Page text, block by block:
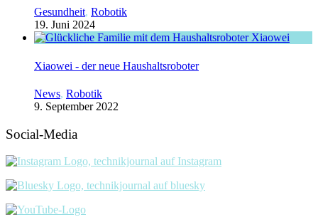
Gesundheit, Robotik
19. Juni 2024
Xiaowei - der neue Haushaltsroboter
News, Robotik
9. September 2022
Social-Media